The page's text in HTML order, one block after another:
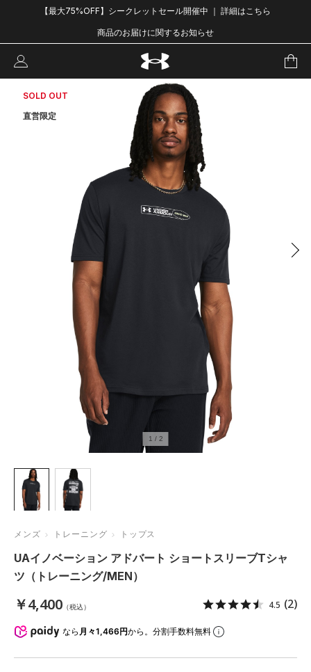
【最大75%OFF】シークレットセール開催中 ｜ 詳細はこちら
商品のお届けに関するお知らせ
SOLD OUT
直営限定
1 / 2
メンズ トレーニング トップス
UAイノベーション アドバート ショートスリーブTシャ
ツ（トレーニング/MEN）
￥4,400 （税込） 4.5 (2)
なら 月々1,466円から。分割手数料無料